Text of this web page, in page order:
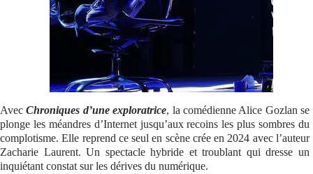
AvecChroniques d’une exploratrice, la comédienne Alice Gozlan se
plonge les méandres d’Internet jusqu’aux recoins les plus sombres du
complotisme. Elle reprend ce seul en scène crée en 2024 avec l’auteur
Zacharie Laurent. Un spectacle hybride et troublant qui dresse un
inquiétant constat sur les dérives du numérique.